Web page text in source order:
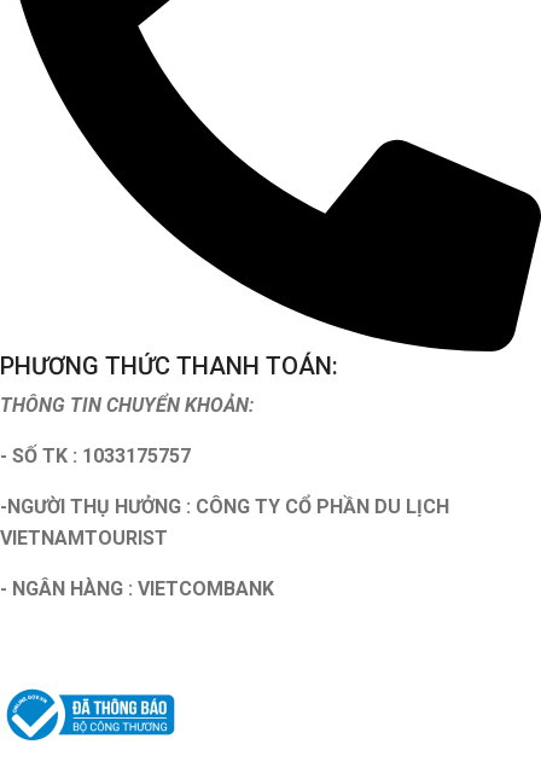
PHƯƠNG THỨC THANH TOÁN:
THÔNG TIN CHUYỂN KHOẢN:
- SỐ TK : 1033175757
-NGƯỜI THỤ HƯỞNG : CÔNG TY CỔ PHẦN DU LỊCH
VIETNAMTOURIST
- NGÂN HÀNG : VIETCOMBANK